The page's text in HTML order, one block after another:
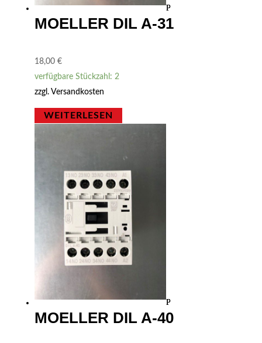
MOELLER DIL A-31
18,00 €
verfügbare Stückzahl: 2
zzgl. Versandkosten
WEITERLESEN
MOELLER DIL A-40